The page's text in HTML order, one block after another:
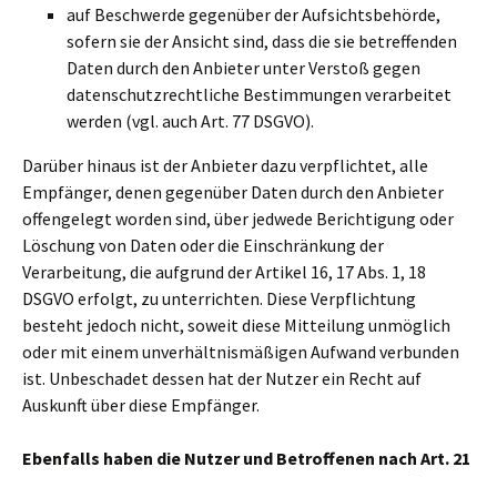
auf Beschwerde gegenüber der Aufsichtsbehörde,
sofern sie der Ansicht sind, dass die sie betreffenden
Daten durch den Anbieter unter Verstoß gegen
datenschutzrechtliche Bestimmungen verarbeitet
werden (vgl. auch Art. 77 DSGVO).
Darüber hinaus ist der Anbieter dazu verpflichtet, alle
Empfänger, denen gegenüber Daten durch den Anbieter
offengelegt worden sind, über jedwede Berichtigung oder
Löschung von Daten oder die Einschränkung der
Verarbeitung, die aufgrund der Artikel 16, 17 Abs. 1, 18
DSGVO erfolgt, zu unterrichten. Diese Verpflichtung
besteht jedoch nicht, soweit diese Mitteilung unmöglich
oder mit einem unverhältnismäßigen Aufwand verbunden
ist. Unbeschadet dessen hat der Nutzer ein Recht auf
Auskunft über diese Empfänger.
Ebenfalls haben die Nutzer und Betroffenen nach Art. 21